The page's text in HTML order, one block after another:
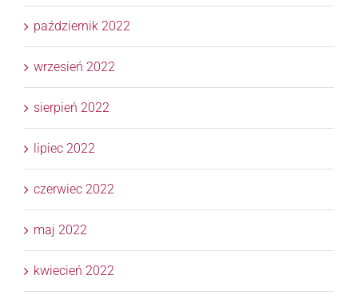
październik 2022
wrzesień 2022
sierpień 2022
lipiec 2022
czerwiec 2022
maj 2022
kwiecień 2022